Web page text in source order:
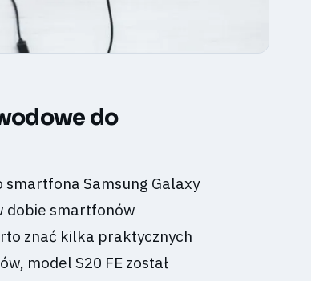
do
smartfona Samsung Galaxy
dobie smartfonów
znać kilka praktycznych
model S20 FE został